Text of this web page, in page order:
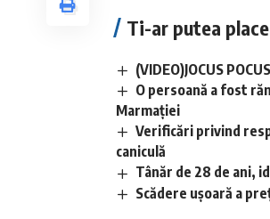
Ti-ar putea
(VIDEO)JOCUS
O persoană a fost
Marmației
Verificări privind
caniculă
Tânăr de 28 de ani,
Scădere ușoară a